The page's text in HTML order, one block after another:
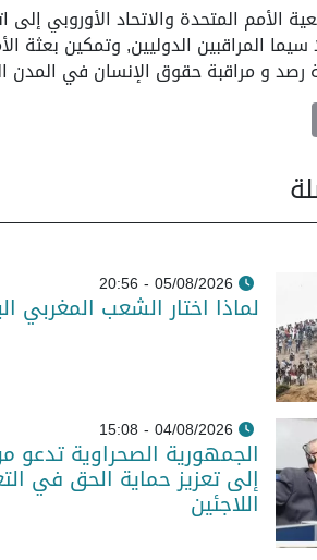
الأمم المتحدة والاتحاد الأوروبي إلى
سيما المراقبين الدوليين, وتمكين بعثة
رصد و مراقبة حقوق الإنسان في المدن
05/08/2026 - 20:56
لماذا اختار الشعب المغربي
04/08/2026 - 15:08
الجمهورية الصحراوية
إلى تعزيز حماية الحق في
اللاجئين